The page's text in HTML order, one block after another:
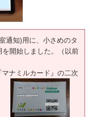
通知)用に、小さめのタ
開始しました。（以前
ナミルカード』の二次